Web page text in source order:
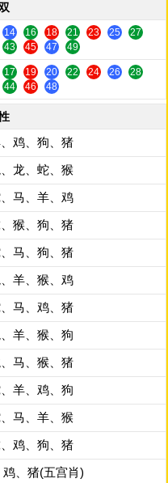
14 16 18 21 23 25
27
43 45 47 49
17 19 20 22 24 26
28
44 46 48
鸡、狗、猪
龙、蛇、猴
马、羊、鸡
猴、狗、猪
马、狗、猪
羊、猴、鸡
马、鸡、猪
羊、猴、狗
马、猴、猪
羊、鸡、狗
马、羊、猴
鸡、狗、猪
、猪(五宫肖)